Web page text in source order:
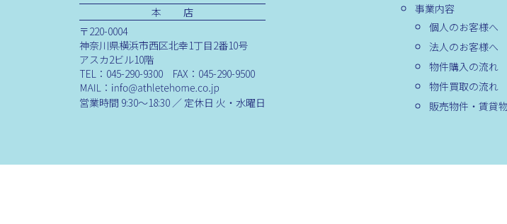
本 店
〒220-0004
神奈川県横浜市西区北幸1丁目2番10号
アスカ2ビル10階
TEL：045-290-9300 FAX：045-290-9500
営業時間 9:30～18:30 ／ 定休日 火・水曜日
事業内容
個人のお客様へ
法人のお客様へ
物件購入の流れ
物件買取の流れ
販売物件・賃貸